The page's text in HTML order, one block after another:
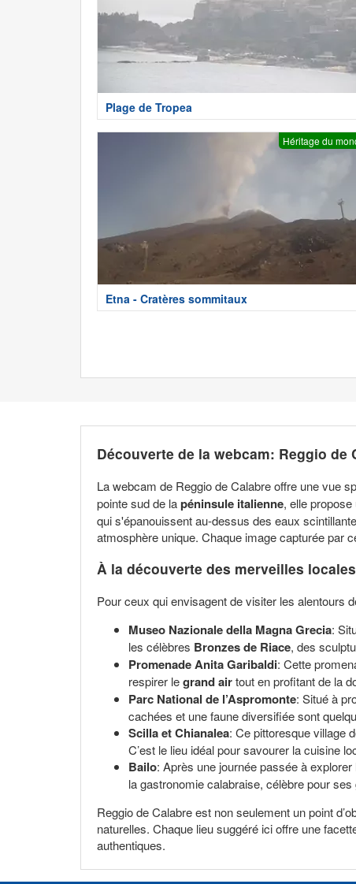
Plage de Tropea
Héritage du
Etna - Cratères sommitaux
Découverte de la webcam: Reggio de
La webcam de Reggio de Calabre offre une vue
pointe sud de lapéninsule italienne, elle
qui s'épanouissent au-dessus des eaux
atmosphère unique. Chaque image capturée par
À la découverte des merveilles locales
Pour ceux qui envisagent de visiter les alentours
Museo Nazionale della Magna Grecia:
les célèbres Bronzes de Riace, des
Promenade Anita Garibaldi: Cette
respirer legrand airtout en profitant de la
Parc National de l’Aspromonte: Situé à
cachées et une faune diversifiée sont
Scilla et Chianalea: Ce pittoresque village
C’est le lieu idéal pour savourer la cuisine
Bailo: Après une journée passée à
la gastronomie calabraise, célèbre pour
Reggio de Calabre est non seulement un point
naturelles. Chaque lieu suggéré ici offre une
authentiques.